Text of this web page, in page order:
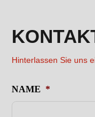
Hinterlassen Sie uns
NAME *